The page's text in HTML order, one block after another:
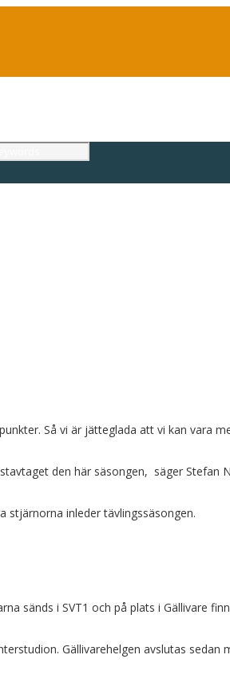
Så vi är jätteglada att vi kan vara
den här säsongen, säger Stefan
stjärnorna inleder tävlingssäsongen.
sänds i SVT1 och på plats i Gällivare
Gällivarehelgen avslutas sedan